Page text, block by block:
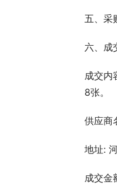
五、采
六、成
成交内
8张。
供应商
地址:
成交